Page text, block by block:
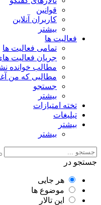
قوانین
کاربران آنلاین
بیشتر
فعالیت ها
تمامی فعالیت ها
جریان فعالیت
مطالب خوانده
مطالبی که من
جستجو
بیشتر
تخته امتیازات
تبلیغات
بیشتر
بیشتر
جستجو در
هر جایی
موضوع ها
این تالار